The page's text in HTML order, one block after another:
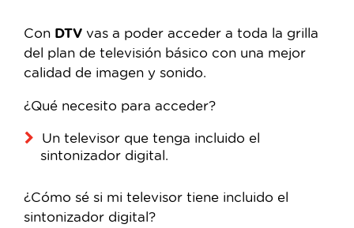
Con DTV vas a poder acceder a toda la grilla
del plan de televisión básico con una mejor
calidad de imagen y sonido.
¿Qué necesito para acceder?
Un televisor que tenga incluido el
sintonizador digital.
¿Cómo sé si mi televisor tiene incluido el
sintonizador digital?